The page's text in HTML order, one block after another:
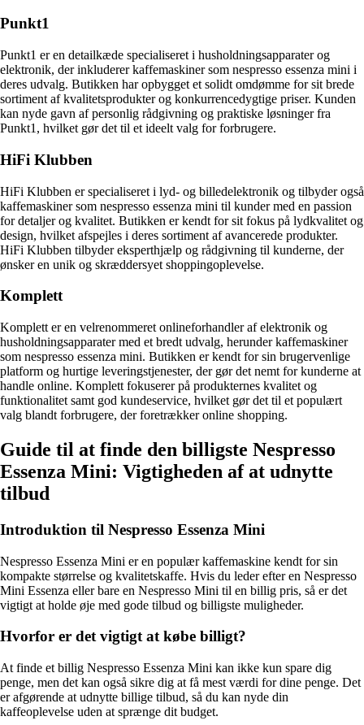
Punkt1
Punkt1 er en detailkæde specialiseret i husholdningsapparater og
elektronik, der inkluderer kaffemaskiner som nespresso essenza mini i
deres udvalg. Butikken har opbygget et solidt omdømme for sit brede
sortiment af kvalitetsprodukter og konkurrencedygtige priser. Kunden
kan nyde gavn af personlig rådgivning og praktiske løsninger fra
Punkt1, hvilket gør det til et ideelt valg for forbrugere.
HiFi Klubben
HiFi Klubben er specialiseret i lyd- og billedelektronik og tilbyder også
kaffemaskiner som nespresso essenza mini til kunder med en passion
for detaljer og kvalitet. Butikken er kendt for sit fokus på lydkvalitet og
design, hvilket afspejles i deres sortiment af avancerede produkter.
HiFi Klubben tilbyder eksperthjælp og rådgivning til kunderne, der
ønsker en unik og skræddersyet shoppingoplevelse.
Komplett
Komplett er en velrenommeret onlineforhandler af elektronik og
husholdningsapparater med et bredt udvalg, herunder kaffemaskiner
som nespresso essenza mini. Butikken er kendt for sin brugervenlige
platform og hurtige leveringstjenester, der gør det nemt for kunderne at
handle online. Komplett fokuserer på produkternes kvalitet og
funktionalitet samt god kundeservice, hvilket gør det til et populært
valg blandt forbrugere, der foretrækker online shopping.
Guide til at finde den billigste Nespresso
Essenza Mini: Vigtigheden af at udnytte
tilbud
Introduktion til Nespresso Essenza Mini
Nespresso Essenza Mini er en populær kaffemaskine kendt for sin
kompakte størrelse og kvalitetskaffe. Hvis du leder efter en Nespresso
Mini Essenza eller bare en Nespresso Mini til en billig pris, så er det
vigtigt at holde øje med gode tilbud og billigste muligheder.
Hvorfor er det vigtigt at købe billigt?
At finde et billig Nespresso Essenza Mini kan ikke kun spare dig
penge, men det kan også sikre dig at få mest værdi for dine penge. Det
er afgørende at udnytte billige tilbud, så du kan nyde din
kaffeoplevelse uden at sprænge dit budget.